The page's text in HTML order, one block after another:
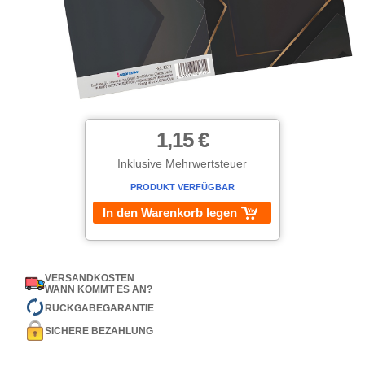
1,15 €
Inklusive Mehrwertsteuer
PRODUKT VERFÜGBAR
In den Warenkorb legen
VERSANDKOSTEN
WANN KOMMT ES AN?
RÜCKGABEGARANTIE
SICHERE BEZAHLUNG